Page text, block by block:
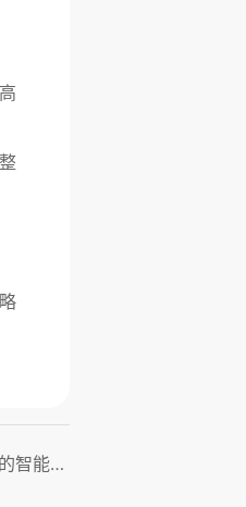
下一篇：企业报销软件：高效便捷管理企业费用的智能化解决方案